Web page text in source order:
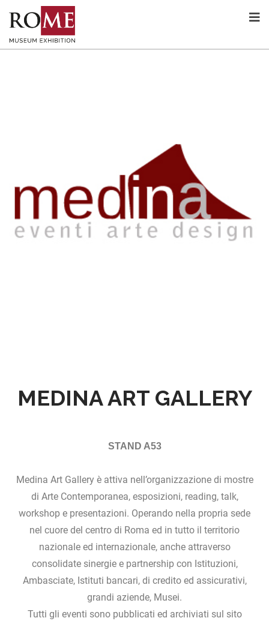
MEDINA ART GALLERY
STAND A53
Medina Art Gallery è attiva nell’organizzazione di mostre
di Arte Contemporanea, esposizioni, reading, talk,
workshop e presentazioni. Operando nella propria sede
nel cuore del centro di Roma ed in tutto il territorio
nazionale ed internazionale, anche attraverso
consolidate sinergie e partnership con Istituzioni,
Ambasciate, Istituti bancari, di credito ed assicurativi,
grandi aziende, Musei.
Tutti gli eventi sono pubblicati ed archiviati sul sito